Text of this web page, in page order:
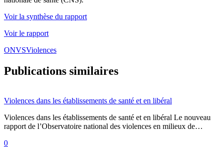
Voir la synthèse du rapport
Voir le rapport
ONVSViolences
Publications similaires
Violences dans les établissements de santé et en libéral
Violences dans les établissements de santé et en libéral Le nouveau
rapport de l’Observatoire national des violences en milieux de…
0